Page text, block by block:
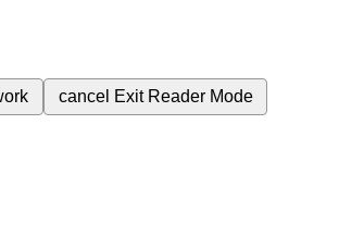
cancel Exit Reader Mode